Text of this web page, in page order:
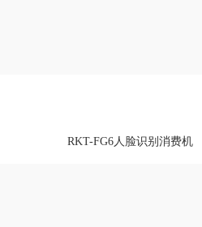
RKT-FG6人脸识别消费机